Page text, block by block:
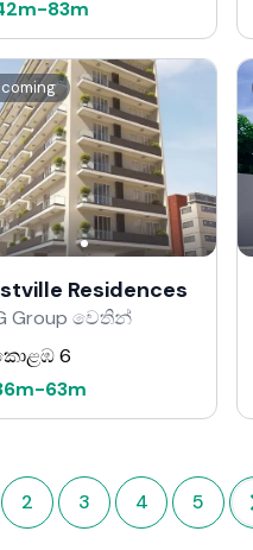
-83m
Residences
Group වෙතින්
6
-63m
2 3 4 5